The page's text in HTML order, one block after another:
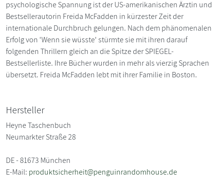
psychologische Spannung ist der US-amerikanischen Ärztin und
Bestsellerautorin Freida McFadden in kürzester Zeit der
internationale Durchbruch gelungen. Nach dem phänomenalen
Erfolg von 'Wenn sie wüsste' stürmte sie mit ihren darauf
folgenden Thrillern gleich an die Spitze der SPIEGEL-
Bestsellerliste. Ihre Bücher wurden in mehr als vierzig Sprachen
übersetzt. Freida McFadden lebt mit ihrer Familie in Boston.
Hersteller
Heyne Taschenbuch
Neumarkter Straße 28
DE - 81673 München
E-Mail: produktsicherheit@penguinrandomhouse.de